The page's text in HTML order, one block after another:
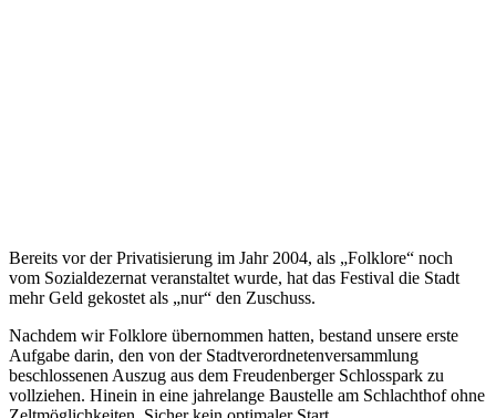
Bereits vor der Privatisierung im Jahr 2004, als „Folklore“ noch
vom Sozialdezernat veranstaltet wurde, hat das Festival die Stadt
mehr Geld gekostet als „nur“ den Zuschuss.
Nachdem wir Folklore übernommen hatten, bestand unsere erste
Aufgabe darin, den von der Stadtverordnetenversammlung
beschlossenen Auszug aus dem Freudenberger Schlosspark zu
vollziehen. Hinein in eine jahrelange Baustelle am Schlachthof ohne